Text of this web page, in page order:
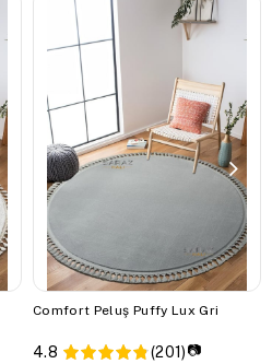
Comfort Peluş Puffy Lux Gri
4.8 (201) 📷